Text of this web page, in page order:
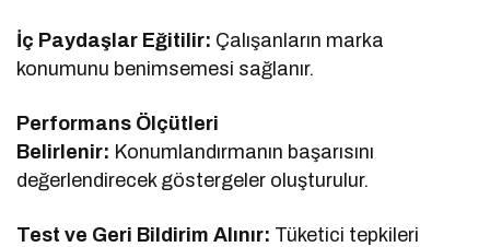
İç Paydaşlar Eğitilir: Çalışanların marka
konumunu benimsemesi sağlanır.
Performans Ölçütleri
Belirlenir: Konumlandırmanın başarısını
değerlendirecek göstergeler oluşturulur.
Test ve Geri Bildirim Alınır: Tüketici tepkileri